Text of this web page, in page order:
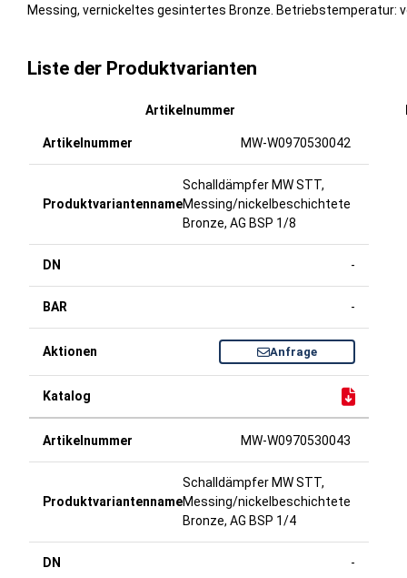
Messing, vernickeltes gesintertes Bronze. Betriebstemperatur:
Liste der Produktvarianten
Artikelnummer
MW-W0970530042
Schalldämpfer MW STT,
Messing/nickelbeschichtete
Bronze, AG BSP 1/8
-
-
Anfrage
MW-W0970530043
Schalldämpfer MW STT,
Messing/nickelbeschichtete
Bronze, AG BSP 1/4
-